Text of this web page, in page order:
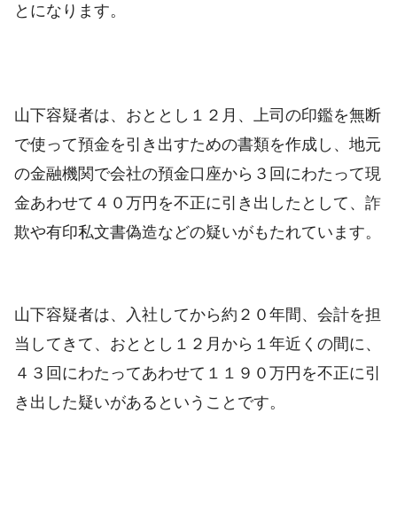
とになります。
山下容疑者は、おととし１２月、上司の印鑑を無断
で使って預金を引き出すための書類を作成し、地元
の金融機関で会社の預金口座から３回にわたって現
金あわせて４０万円を不正に引き出したとして、詐
欺や有印私文書偽造などの疑いがもたれています。
山下容疑者は、入社してから約２０年間、会計を担
当してきて、おととし１２月から１年近くの間に、
４３回にわたってあわせて１１９０万円を不正に引
き出した疑いがあるということです。